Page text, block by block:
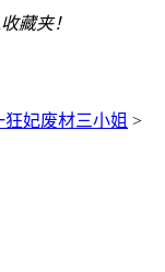
藏夹！
狂妃废材三小姐 >